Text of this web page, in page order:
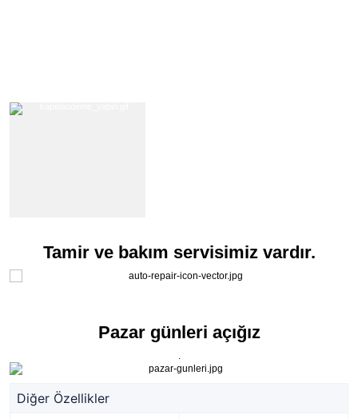
Tamir ve bakım servisimiz vardır.
Pazar günleri açığız
.
Diğer Özellikler